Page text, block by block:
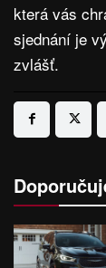
která vás
sjednání je
zvlášť.